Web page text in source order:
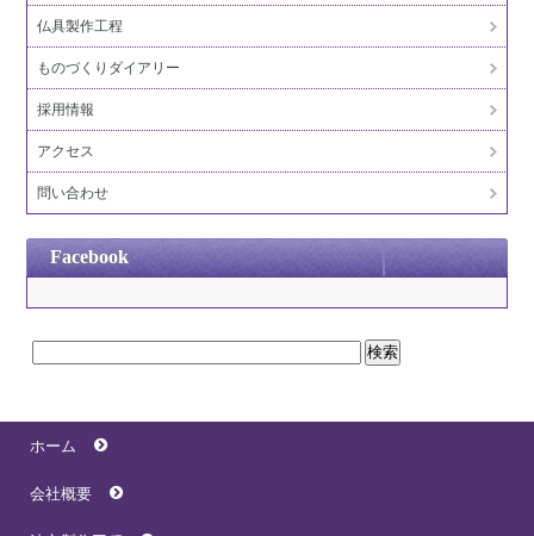
仏具製作工程
ものづくりダイアリー
採用情報
アクセス
問い合わせ
Facebook
ホーム
会社概要